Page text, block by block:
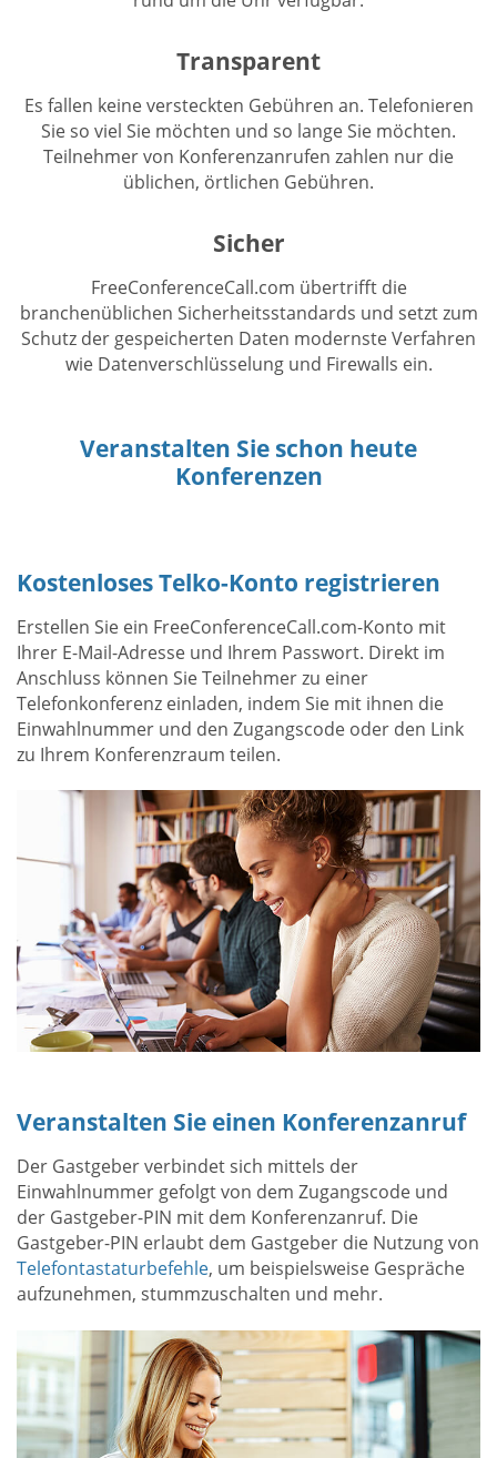
Transparent
Es fallen keine versteckten Gebühren an. Telefonieren
Sie so viel Sie möchten und so lange Sie möchten.
Teilnehmer von Konferenzanrufen zahlen nur die
üblichen, örtlichen Gebühren.
Sicher
FreeConferenceCall.com übertrifft die
branchenüblichen Sicherheitsstandards und setzt zum
Schutz der gespeicherten Daten modernste Verfahren
wie Datenverschlüsselung und Firewalls ein.
Veranstalten Sie schon heute
Konferenzen
Kostenloses Telko-Konto registrieren
Erstellen Sie ein FreeConferenceCall.com-Konto mit
Ihrer E-Mail-Adresse und Ihrem Passwort. Direkt im
Anschluss können Sie Teilnehmer zu einer
Telefonkonferenz einladen, indem Sie mit ihnen die
Einwahlnummer und den Zugangscode oder den Link
zu Ihrem Konferenzraum teilen.
Veranstalten Sie einen Konferenzanruf
Der Gastgeber verbindet sich mittels der
Einwahlnummer gefolgt von dem Zugangscode und
der Gastgeber-PIN mit dem Konferenzanruf. Die
Gastgeber-PIN erlaubt dem Gastgeber die Nutzung von
Telefontastaturbefehle, um beispielsweise Gespräche
aufzunehmen, stummzuschalten und mehr.